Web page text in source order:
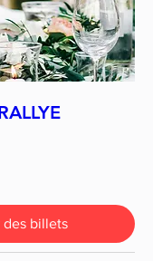
billets